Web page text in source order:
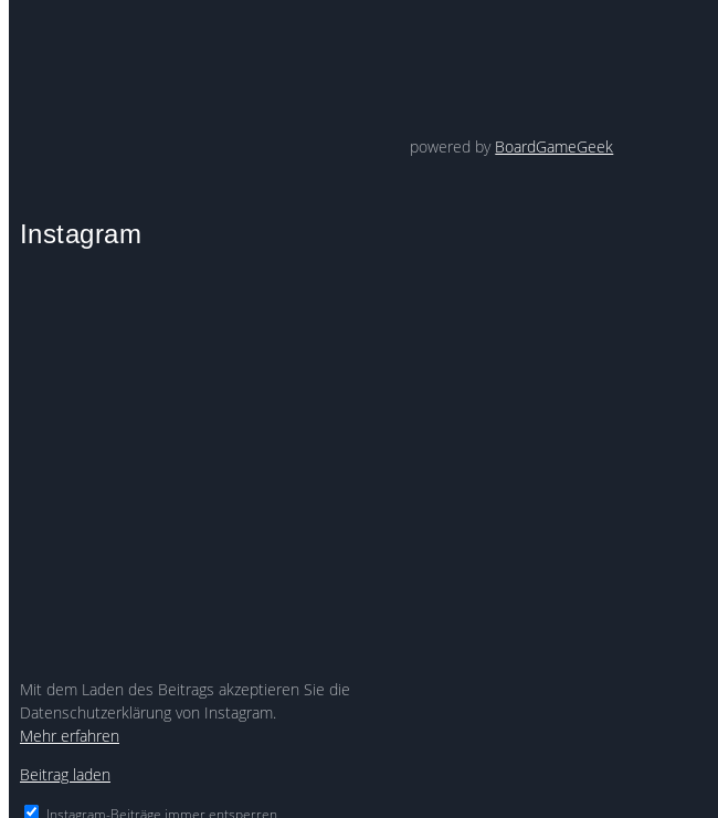
powered by BoardGameGeek
Instagram
Mit dem Laden des Beitrags akzeptieren Sie die
Datenschutzerklärung von Instagram.
Mehr erfahren
Beitrag laden
Instagram-Beiträge immer entsperren